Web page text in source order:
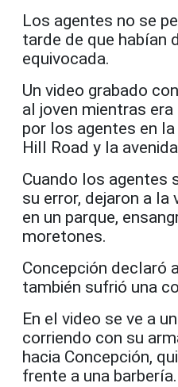
Los agentes no se
tarde de que habían
equivocada.
Un video grabado
al joven mientras
por los agentes en
Hill Road y la
Cuando los agentes
su error, dejaron a
en un parque,
moretones.
Concepción declaró
también sufrió una
En el video se ve a
corriendo con su
hacia Concepción,
frente a una barbería.